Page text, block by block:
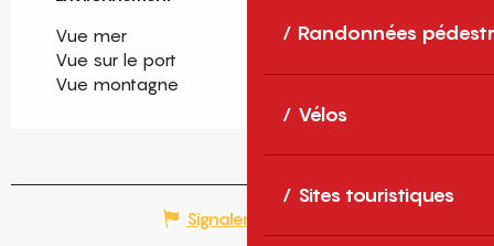
Randonnées
Vélos
Sites touristiques
Vue mer
Vue sur le port
Vue montagne
Signaler une erreur